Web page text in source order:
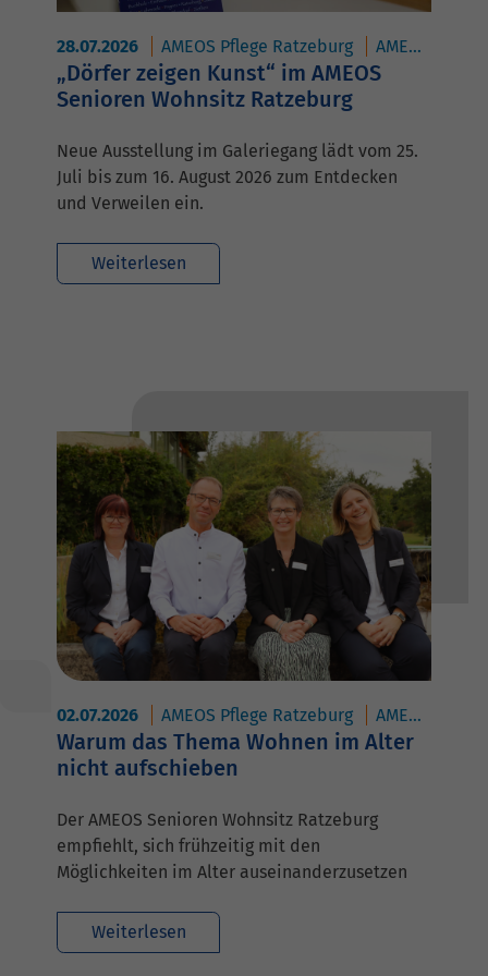
28.07.2026 AMEOS Pflege Ratzeburg AMEOS Reha Klinikum Ratzeburg
„Dörfer zeigen Kunst“ im AMEOS
Senioren Wohnsitz Ratzeburg
Neue Ausstellung im Galeriegang lädt vom 25.
Juli bis zum 16. August 2026 zum Entdecken
und Verweilen ein.
Weiterlesen
02.07.2026 AMEOS Pflege Ratzeburg AMEOS Reha Klinikum Ratzeburg
Warum das Thema Wohnen im Alter
nicht aufschieben
Der AMEOS Senioren Wohnsitz Ratzeburg
empfiehlt, sich frühzeitig mit den
Möglichkeiten im Alter auseinanderzusetzen
Weiterlesen